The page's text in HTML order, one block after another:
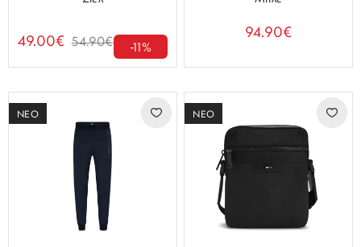
49.00€ 54.90€ -11%
94.90€
ΝΕΟ ΝΕΟ